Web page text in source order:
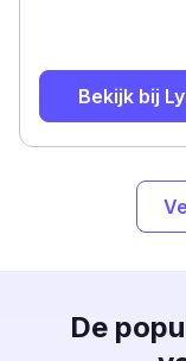
Bekijk bij
De